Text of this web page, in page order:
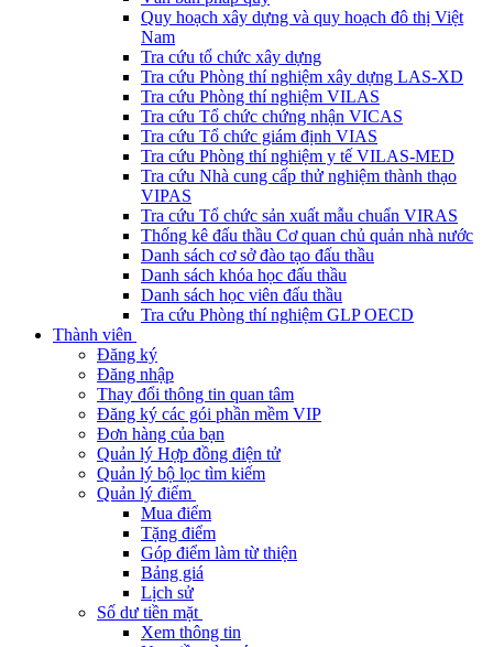
Quy hoạch xây dựng và quy hoạch đô thị Việt
Nam
Tra cứu tổ chức xây dựng
Tra cứu Phòng thí nghiệm xây dựng LAS-XD
Tra cứu Phòng thí nghiệm VILAS
Tra cứu Tổ chức chứng nhận VICAS
Tra cứu Tổ chức giám định VIAS
Tra cứu Phòng thí nghiệm y tế VILAS-MED
Tra cứu Nhà cung cấp thử nghiệm thành thạo
VIPAS
Tra cứu Tổ chức sản xuất mẫu chuẩn VIRAS
Thống kê đấu thầu Cơ quan chủ quản nhà nước
Danh sách cơ sở đào tạo đấu thầu
Danh sách khóa học đấu thầu
Danh sách học viên đấu thầu
Tra cứu Phòng thí nghiệm GLP OECD
Thành viên
Đăng ký
Đăng nhập
Thay đổi thông tin quan tâm
Đăng ký các gói phần mềm VIP
Đơn hàng của bạn
Quản lý Hợp đồng điện tử
Quản lý bộ lọc tìm kiếm
Quản lý điểm
Mua điểm
Tặng điểm
Góp điểm làm từ thiện
Bảng giá
Lịch sử
Số dư tiền mặt
Xem thông tin